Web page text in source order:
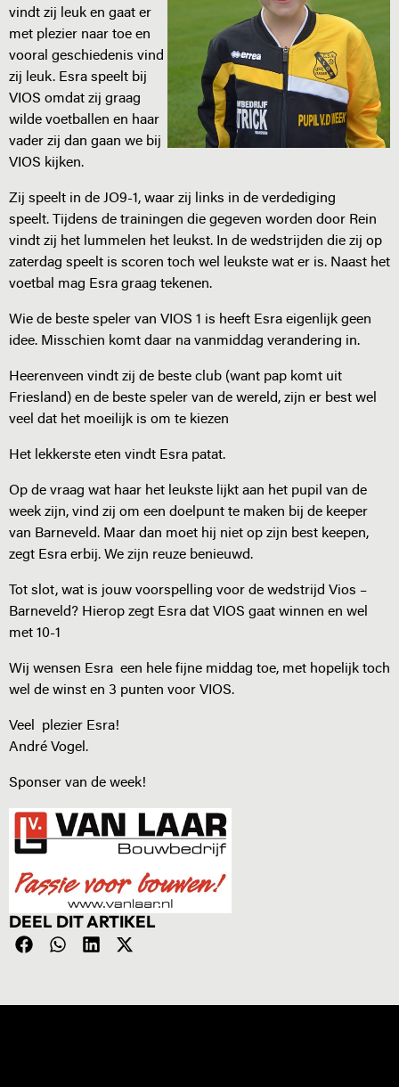
vindt zij leuk en gaat er
met plezier naar toe en
vooral geschiedenis vind
zij leuk. Esra speelt bij
VIOS omdat zij graag
wilde voetballen en haar
vader zij dan gaan we bij
VIOS kijken.
Zij speelt in de JO9-1, waar zij links in de verdediging
speelt. Tijdens de trainingen die gegeven worden door Rein
vindt zij het lummelen het leukst. In de wedstrijden die zij op
zaterdag speelt is scoren toch wel leukste wat er is. Naast het
voetbal mag Esra graag tekenen.
Wie de beste speler van VIOS 1 is heeft Esra eigenlijk geen
idee. Misschien komt daar na vanmiddag verandering in.
Heerenveen vindt zij de beste club (want pap komt uit
Friesland) en de beste speler van de wereld, zijn er best wel
veel dat het moeilijk is om te kiezen
Het lekkerste eten vindt Esra patat.
Op de vraag wat haar het leukste lijkt aan het pupil van de
week zijn, vind zij om een doelpunt te maken bij de keeper
van Barneveld. Maar dan moet hij niet op zijn best keepen,
zegt Esra erbij. We zijn reuze benieuwd.
Tot slot, wat is jouw voorspelling voor de wedstrijd Vios –
Barneveld? Hierop zegt Esra dat VIOS gaat winnen en wel
met 10-1
Wij wensen Esra een hele fijne middag toe, met hopelijk toch
wel de winst en 3 punten voor VIOS.
Veel plezier Esra!
André Vogel.
Sponser van de week!
DEEL DIT ARTIKEL